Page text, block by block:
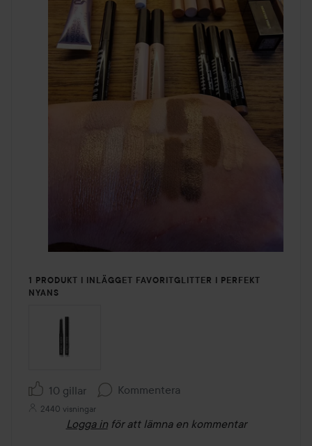
1 PRODUKT I INLÄGGET FAVORITGLITTER I PERFEKT
NYANS
10 gillar Kommentera
2440 visningar
Logga in för att lämna en kommentar